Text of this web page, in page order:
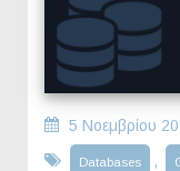
5 Νοεμβρίου
Databases ,